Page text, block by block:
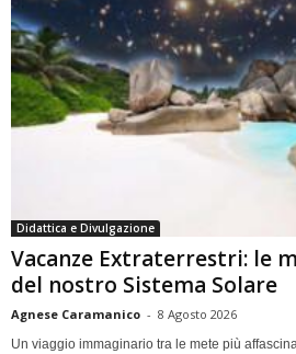
Didattica e Divulgazione
Vacanze Extraterrestri: le
del nostro Sistema Solare
Agnese Caramanico - 8 Agosto 2026
Un viaggio immaginario tra le mete più